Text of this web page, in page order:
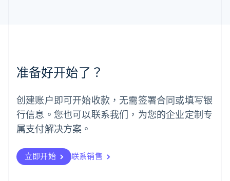
准备好开始了？
创建账户即可开始收款，无需签署合同或填写银
行信息。您也可以联系我们，为您的企业定制专
属支付解决方案。
立即开始 联系销售
挪威
葡萄牙
Português English
日本
日本語English
瑞典
瑞士
DeutschFrançais